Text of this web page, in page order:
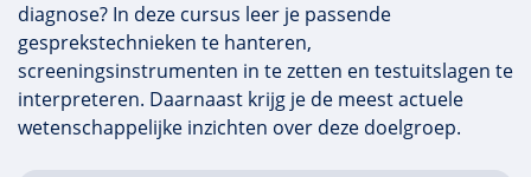
diagnose? In deze cursus leer je passende
gesprekstechnieken te hanteren,
screeningsinstrumenten in te zetten en testuitslagen te
interpreteren. Daarnaast krijg je de meest actuele
wetenschappelijke inzichten over deze doelgroep.